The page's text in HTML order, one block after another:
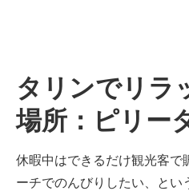
タリンでリラ
場所：ピリー
休暇中はできるだけ観光客
ーチでのんびりしたい、と